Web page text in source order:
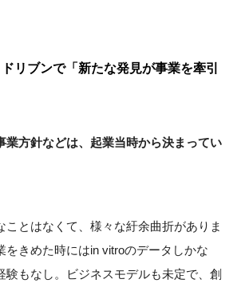
リブンで「新たな発見が事業を牽引
方針などは、起業当時から決まってい
ことはなくて、様々な紆余曲折がありま
をきめた時にはin vitroのデータしかな
験もなし。ビジネスモデルも未定で、創